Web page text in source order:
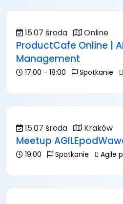
15.07 środa Online
ProductCafe Online |
Management
17:00 - 18:00 Spotkanie
15.07 środa Kraków
Meetup
19:00 Spotkanie Agile